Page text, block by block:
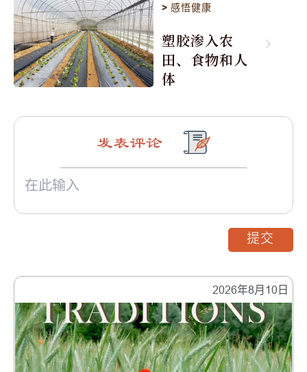
>感悟健康
塑胶渗入农
田、食物和人
体
2026年8月10日
发表评论
提交